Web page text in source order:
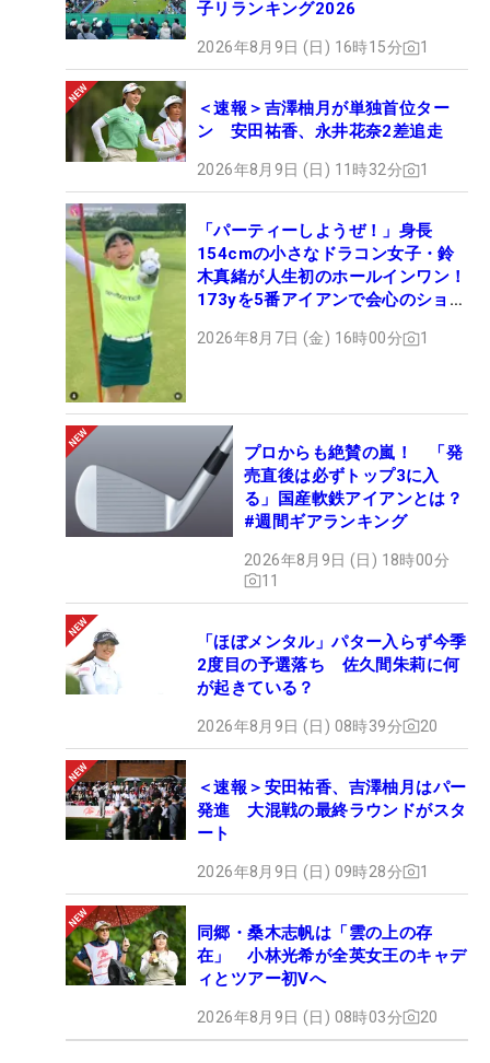
子リランキング2026
2026年8月9日 (日) 16時15分 1
＜速報＞吉澤柚月が単独首位ター
ン 安田祐香、永井花奈2差追走
2026年8月9日 (日) 11時32分 1
「パーティーしようぜ！」身長
154cmの小さなドラコン女子・鈴
木真緒が人生初のホールインワン！
173yを5番アイアンで会心のショッ
2026年8月7日 (金) 16時00分 1
プロからも絶賛の嵐！ 「発
売直後は必ずトップ3に入
る」国産軟鉄アイアンとは？
#週間ギアランキング
2026年8月9日 (日) 18時00分
11
「ほぼメンタル」パター入らず今季
2度目の予選落ち 佐久間朱莉に何
が起きている？
2026年8月9日 (日) 08時39分 20
＜速報＞安田祐香、吉澤柚月はパー
発進 大混戦の最終ラウンドがスタ
ート
2026年8月9日 (日) 09時28分 1
同郷・桑木志帆は「雲の上の存
在」 小林光希が全英女王のキャデ
ィとツアー初Vへ
2026年8月9日 (日) 08時03分 20